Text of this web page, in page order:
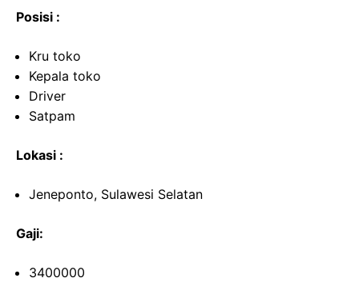
Posisi :
Kru toko
Kepala toko
Driver
Satpam
Lokasi :
Jeneponto, Sulawesi Selatan
Gaji:
3400000